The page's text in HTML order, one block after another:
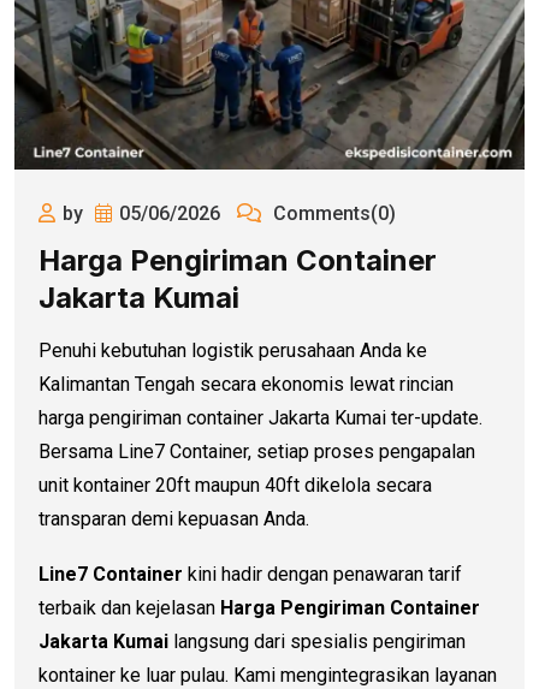
by 05/06/2026 Comments(0)
Harga Pengiriman Container
Jakarta Kumai
Penuhi kebutuhan logistik perusahaan Anda ke
Kalimantan Tengah secara ekonomis lewat rincian
harga pengiriman container Jakarta Kumai ter-update.
Bersama Line7 Container, setiap proses pengapalan
unit kontainer 20ft maupun 40ft dikelola secara
transparan demi kepuasan Anda.
Line7 Container kini hadir dengan penawaran tarif
terbaik dan kejelasan Harga Pengiriman Container
Jakarta Kumai langsung dari spesialis pengiriman
kontainer ke luar pulau. Kami mengintegrasikan layanan